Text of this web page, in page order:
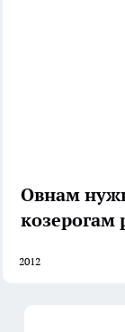
Овнам
козерогам
2012